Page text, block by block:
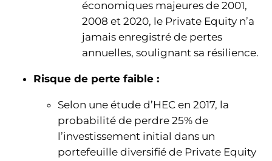
économiques majeures de 2001,
2008 et 2020, le Private Equity n’a
jamais enregistré de pertes
annuelles, soulignant sa résilience.
Risque de perte faible :
Selon une étude d’HEC en 2017, la
probabilité de perdre 25% de
l’investissement initial dans un
portefeuille diversifié de Private Equity